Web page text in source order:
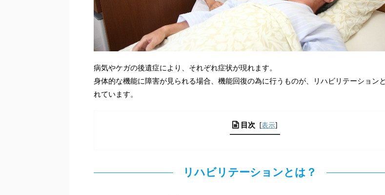
病気やケガの後遺症により、それぞれ症状が現れます。
身体的な機能に障害が見られる場合、機能回復の為に行うものが、リハビリテーション
れています。
目次 [表示]
リハビリテーションとは？